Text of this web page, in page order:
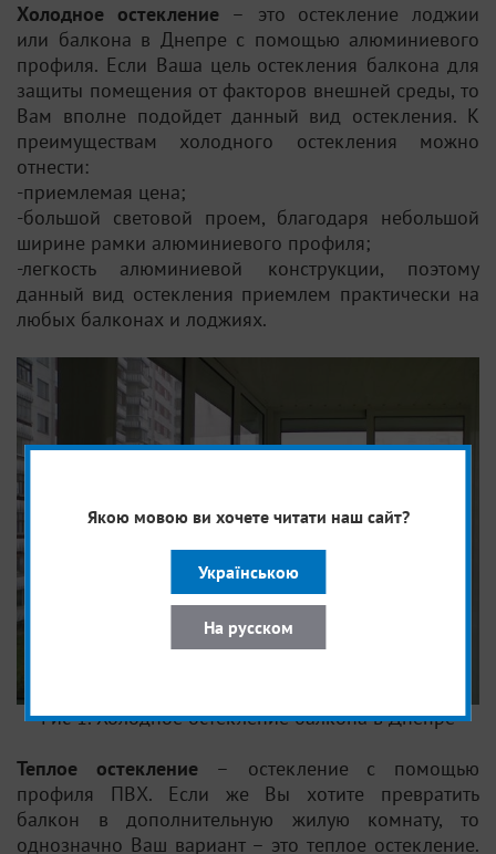
Якою мовою ви хочете читати наш сайт?
Українською
На русском
Холодное остекление – это остекление лоджии
или балкона в Днепре с помощью алюминиевого
профиля. Если Ваша цель остекления балкона для
защиты помещения от факторов внешней среды, то
Вам вполне подойдет данный вид остекления. К
преимуществам холодного остекления можно
отнести:
-приемлемая цена;
-большой световой проем, благодаря небольшой
ширине рамки алюминиевого профиля;
-легкость алюминиевой конструкции, поэтому
данный вид остекления приемлем практически на
любых балконах и лоджиях.
Рис 1. Холодное остекление балкона в Днепре
Теплое остекление –
остекление с помощью
профиля ПВХ. Если же Вы хотите превратить
балкон в дополнительную жилую комнату, то
однозначно Ваш вариант – это теплое остекление.